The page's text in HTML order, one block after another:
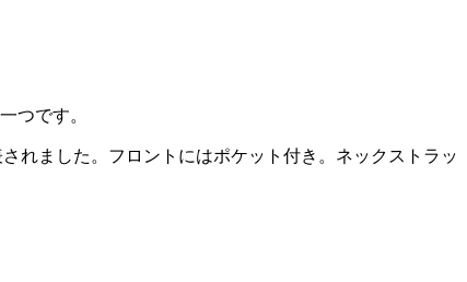
つです。
れました。フロントにはポケット付き。ネックストラッ